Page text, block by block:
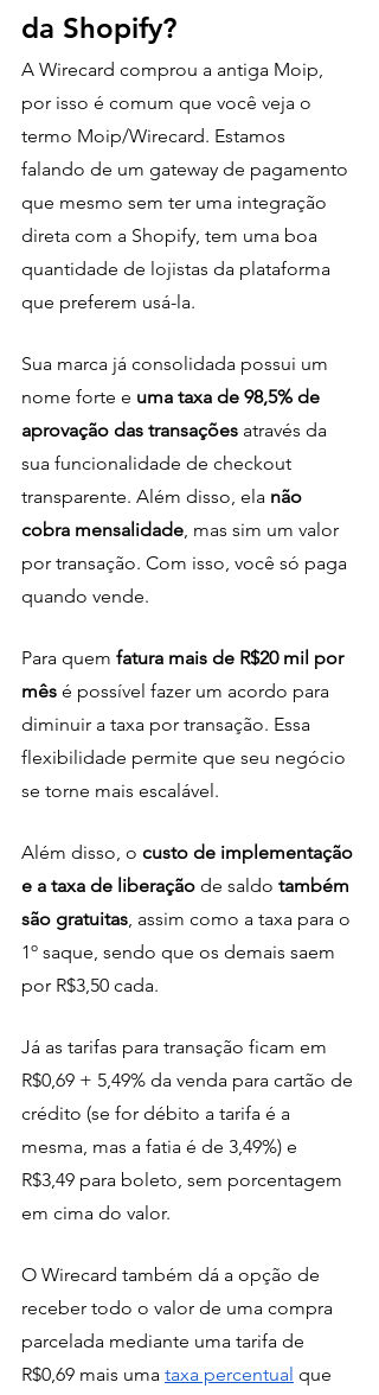
da Shopify?
A Wirecard comprou a antiga Moip,
por isso é comum que você veja o
termo Moip/Wirecard. Estamos
falando de um gateway de pagamento
que mesmo sem ter uma integração
direta com a Shopify, tem uma boa
quantidade de lojistas da plataforma
que preferem usá-la.
Sua marca já consolidada possui um
nome forte e uma taxa de 98,5% de
aprovação das transações através da
sua funcionalidade de checkout
transparente. Além disso, ela não
cobra mensalidade, mas sim um valor
por transação. Com isso, você só paga
quando vende.
Para quem fatura mais de R$20 mil por
mês é possível fazer um acordo para
diminuir a taxa por transação. Essa
flexibilidade permite que seu negócio
se torne mais escalável.
Além disso, o custo de implementação
e a taxa de liberação de saldo também
são gratuitas, assim como a taxa para o
1º saque, sendo que os demais saem
por R$3,50 cada.
Já as tarifas para transação ficam em
R$0,69 + 5,49% da venda para cartão de
crédito (se for débito a tarifa é a
mesma, mas a fatia é de 3,49%) e
R$3,49 para boleto, sem porcentagem
em cima do valor.
O Wirecard também dá a opção de
receber todo o valor de uma compra
parcelada mediante uma tarifa de
R$0,69 mais uma taxa percentual que